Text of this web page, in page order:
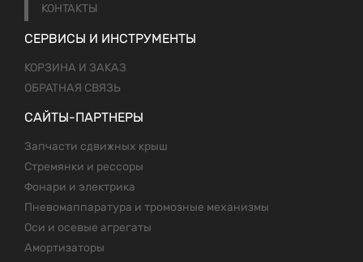
КОНТАКТЫ
СЕРВИСЫ И ИНСТРУМЕНТЫ
КОРЗИНА И ЗАКАЗ
ОБРАТНАЯ СВЯЗЬ
САЙТЫ-ПАРТНЕРЫ
Запчасти сдвижных крыш
Стремянки и рессоры
Фонари и электрика
Пневомаппаратура и тромозные механизмы
Оси и осевые агрегаты
Амортизаторы